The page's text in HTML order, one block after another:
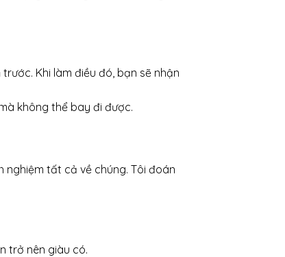
Khi làm điều đó, bạn sẽ nhận
không thể bay đi được.
tất cả về chúng. Tôi đoán
trở nên giàu có.